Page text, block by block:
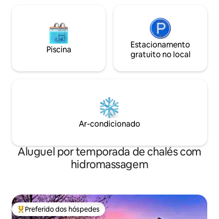
Piscina
Estacionamento
gratuito no local
Ar-condicionado
Aluguel por temporada de chalés com
hidromassagem
Entre os melhores preferidos dos hóspedes
Preferido dos hóspedes